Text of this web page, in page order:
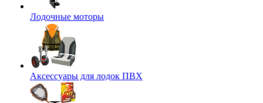
Лодочные моторы
Аксессуары для лодок ПВХ